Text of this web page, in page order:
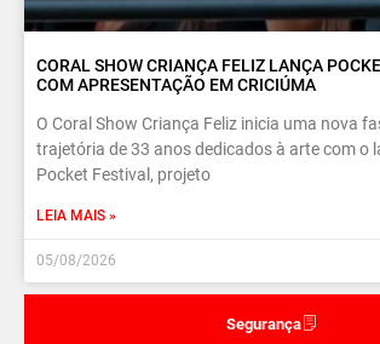
Segurança
CORAL SHOW CRIANÇA FELIZ LANÇA
COM APRESENTAÇÃO EM CRICIÚMA
O Coral Show Criança Feliz inicia uma nova
trajetória de 33 anos dedicados à arte com o
Pocket Festival, projeto
LEIA MAIS »
05/08/2026